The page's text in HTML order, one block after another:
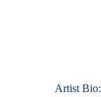
Artist Bio: